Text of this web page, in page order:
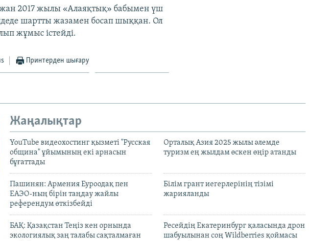
2017 жылы «Алаяқтық» бабымен үш
шартты жазамен босап шыққан. Ол
жұмыс істейді.
Принтерден шығару
Жаңалықтар
YouTube видеохостинг қызметі "Русская
община" ұйымының екі арнасын
бұғаттады
Орталық Азия 2025 жылы әлемде
туризм ең жылдам өскен өңір атанды
Пашинян: Армения Еуроодақ пен
ЕАЭО-ның бірін таңдау жайлы
референдум өткізбейді
Білім грант иегерлерінің тізімі
жарияланды
БАҚ: Қазақстан Теңіз кен орнында
экологиялық заң талабы сақталмаған
Ресейдің Екатеринбург қаласында дрон
шабуылынан соң Wildberries қоймасы